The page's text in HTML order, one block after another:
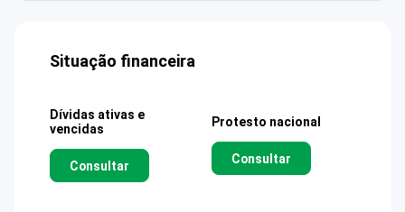
Situação financeira
Dívidas ativas e
vencidas
Consultar
Protesto nacional
Consultar